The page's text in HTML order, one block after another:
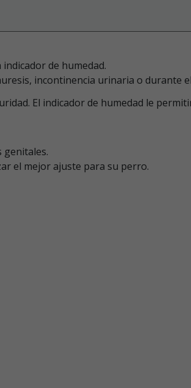
de humedad.
incontinencia urinaria o durante
El indicador de humedad le
genitales.
el mejor ajuste para su perro.